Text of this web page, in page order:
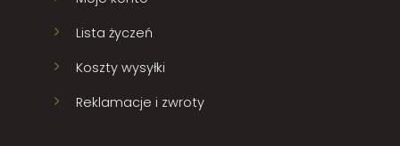
Lista życzeń
Koszty wysyłki
Reklamacje i zwroty